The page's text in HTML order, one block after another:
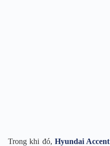
Trong khi đó, Hyundai Accent